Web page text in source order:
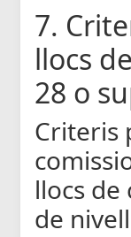
7.
llocs
28 o
Criteris
llocs de
de